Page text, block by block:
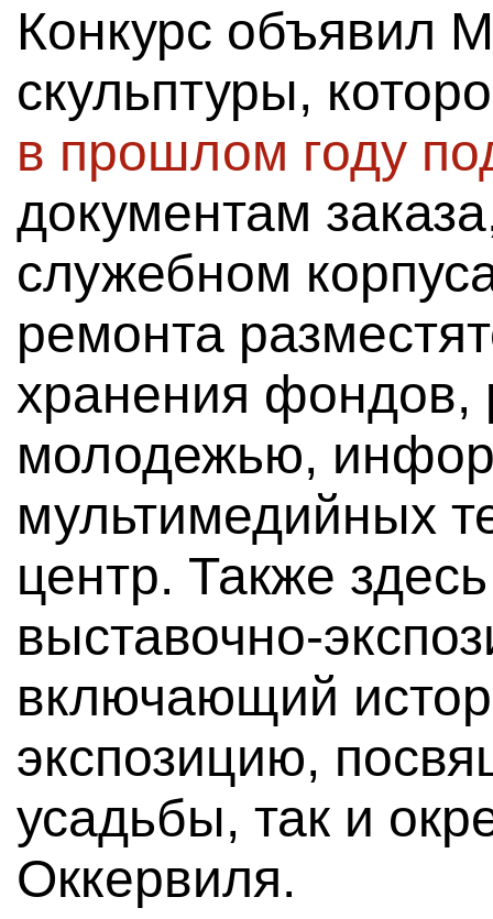
Конкурс объявил
скульптуры,
в прошлом году
документам
служебном
ремонта
хранения фондов,
молодежью,
мультимедийных
центр. Также
выставочно-
включающий
экспозицию,
усадьбы, так и
Оккервиля.